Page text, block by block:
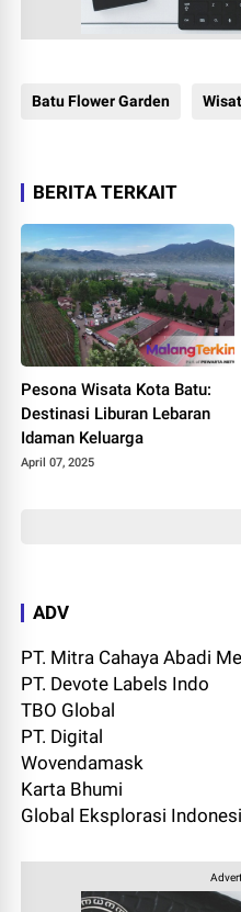
Batu Flower Garden
BERITA TERKAIT
Pesona Wisata Kota Batu:
Destinasi Liburan Lebaran
Idaman Keluarga
April 07, 2025
ADV
PT. Mitra Cahaya Abadi
PT. Devote Labels Indo
TBO Global
PT. Digital
Wovendamask
Karta Bhumi
Global Eksplorasi